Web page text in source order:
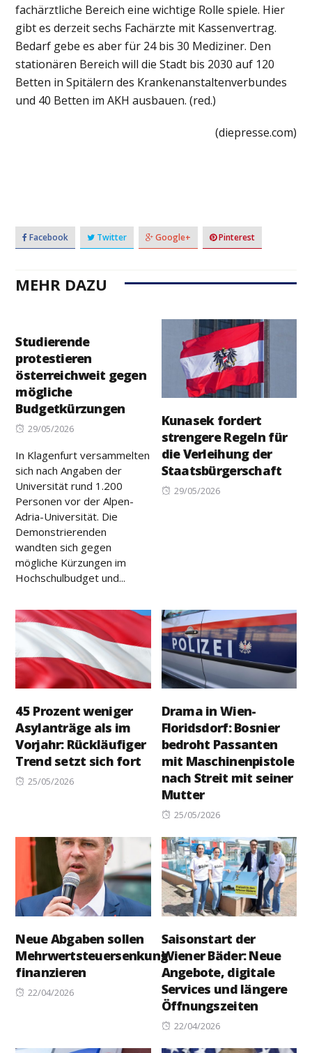
fachärztliche Bereich eine wichtige Rolle spiele. Hier
gibt es derzeit sechs Fachärzte mit Kassenvertrag.
Bedarf gebe es aber für 24 bis 30 Mediziner. Den
stationären Bereich will die Stadt bis 2030 auf 120
Betten in Spitälern des Krankenanstaltenverbundes
und 40 Betten im AKH ausbauen. (red.)
(diepresse.com)
Facebook Twitter Google+ Pinterest
MEHR DAZU
Studierende
protestieren
österreichweit gegen
mögliche
Budgetkürzungen
Posted
29/05/2026
In Klagenfurt versammelten
sich nach Angaben der
Universität rund 1.200
Personen vor der Alpen-
Adria-Universität. Die
Demonstrierenden
wandten sich gegen
mögliche Kürzungen im
Hochschulbudget und...
Kunasek fordert
strengere Regeln für
die Verleihung der
Staatsbürgerschaft
Posted
29/05/2026
45 Prozent weniger
Asylanträge als im
Vorjahr: Rückläufiger
Trend setzt sich fort
Posted
25/05/2026
Drama in Wien-
Floridsdorf: Bosnier
bedroht Passanten
mit Maschinenpistole
nach Streit mit seiner
Mutter
Posted
25/05/2026
Neue Abgaben sollen
Mehrwertsteuersenkung
finanzieren
Posted
22/04/2026
Saisonstart der
Wiener Bäder: Neue
Angebote, digitale
Services und längere
Öffnungszeiten
Posted
22/04/2026